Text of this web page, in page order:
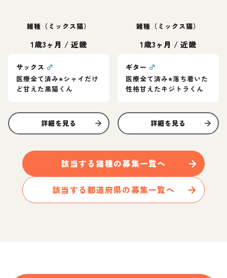
雑種（ミックス猫）
1歳3ヶ月 /近畿
サックス ♂
医療全て済み⭐︎シャイだけ
ど甘えた黒猫くん
詳細を見る
雑種（ミックス猫）
1歳3ヶ月 /近畿
ギター ♂
医療全て済み⭐︎落ち着いた
性格甘えたキジトラくん
詳細を見る
該当する 猫種の募集一覧へ
該当する都道府県の募集一覧へ